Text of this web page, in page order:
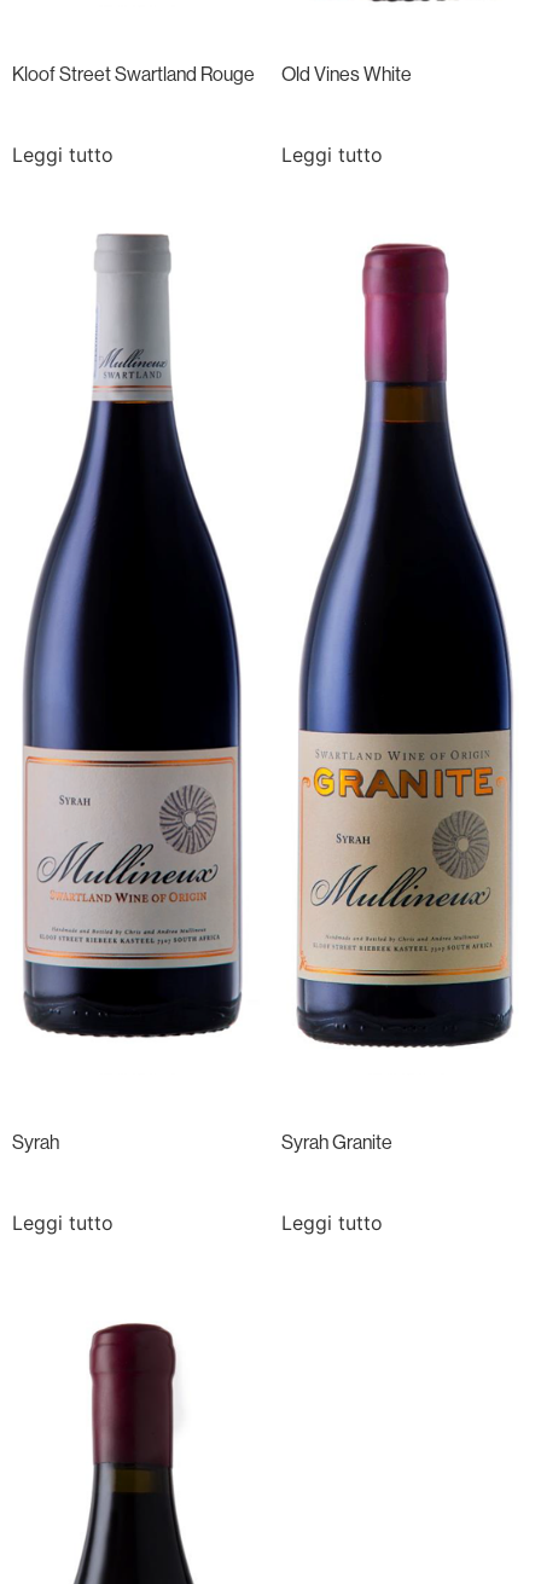
Kloof Street Swartland Rouge
Leggi tutto
Old Vines White
Leggi tutto
Syrah
Leggi tutto
Syrah Granite
Leggi tutto